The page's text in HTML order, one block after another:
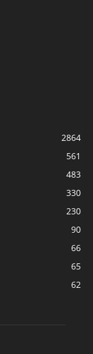
2864
561
483
330
230
90
66
65
62